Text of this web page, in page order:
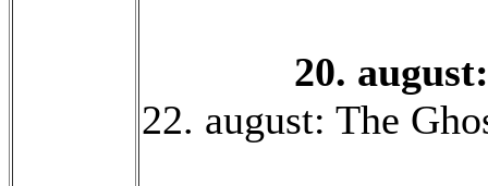
20.
22. august: The